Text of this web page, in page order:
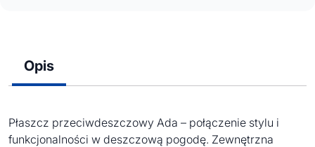
Opis
Płaszcz przeciwdeszczowy Ada – połączenie stylu i
funkcjonalności w deszczową pogodę. Zewnętrzna